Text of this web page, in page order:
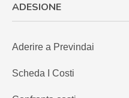
ADESIONE
Aderire a Previndai
Scheda I Costi